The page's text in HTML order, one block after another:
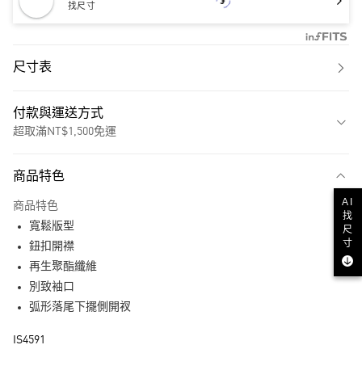
找尺寸
尺寸表
付款與運送方式
超取滿NT$1,500免運
LINE Pay
全家取貨付款
商品特色
商品特色
寬鬆版型
鈕扣開襟
再生聚酯纖維
別致袖口
弧形落尾下擺側開衩
IS4591
AI
找
尺
寸